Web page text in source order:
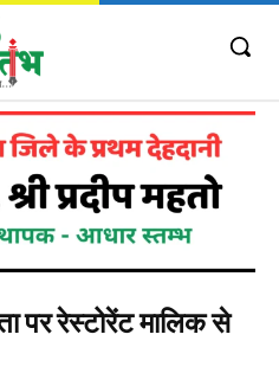
पर रेस्टोरेंट मालिक से